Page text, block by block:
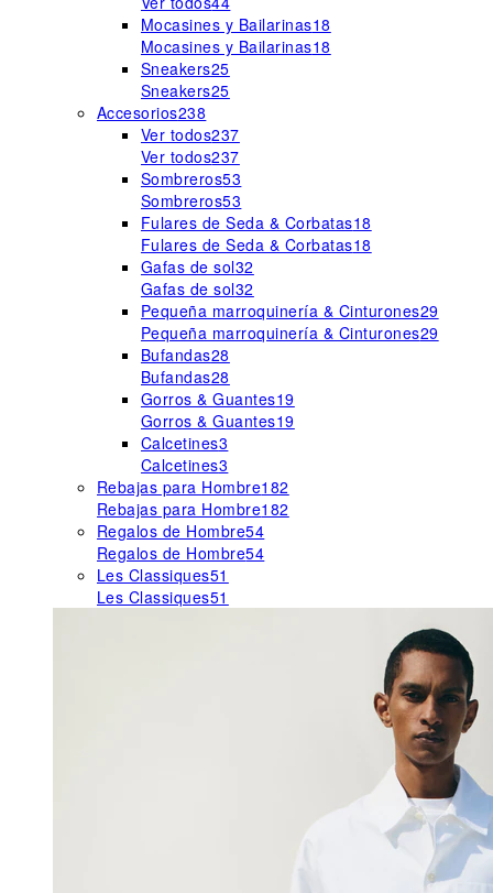
Mocasines y Bailarinas18
Mocasines y Bailarinas18
Sneakers25
Sneakers25
Accesorios238
Ver todos237
Ver todos237
Sombreros53
Sombreros53
Fulares de Seda & Corbatas18
Fulares de Seda & Corbatas18
Gafas de sol32
Gafas de sol32
Pequeña marroquinería & Cinturones29
Pequeña marroquinería & Cinturones29
Bufandas28
Bufandas28
Gorros & Guantes19
Gorros & Guantes19
Calcetines3
Calcetines3
Rebajas para Hombre182
Rebajas para Hombre182
Regalos de Hombre54
Regalos de Hombre54
Les Classiques51
Les Classiques51